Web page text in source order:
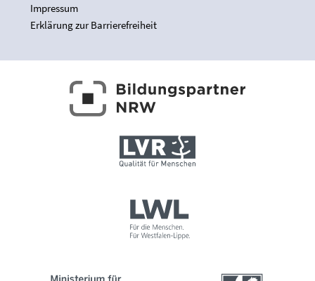
Impressum
Erklärung zur Barrierefreiheit